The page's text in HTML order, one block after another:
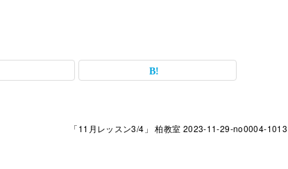
「11月レッスン3/4」 柏教室 2023-11-29-no0004-1013